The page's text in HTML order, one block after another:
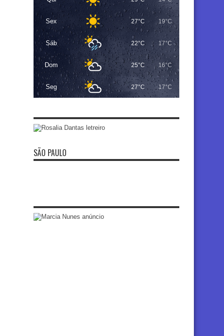
Sex 27°C 19°C
Sáb 22°C 17°C
Dom 25°C 16°C
Seg 27°C 17°C
SÃO PAULO